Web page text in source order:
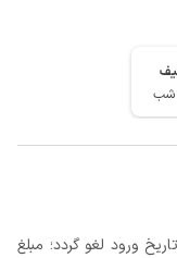
کامل قبل از تاریخ ورود لغو گردد؛ مبلغ